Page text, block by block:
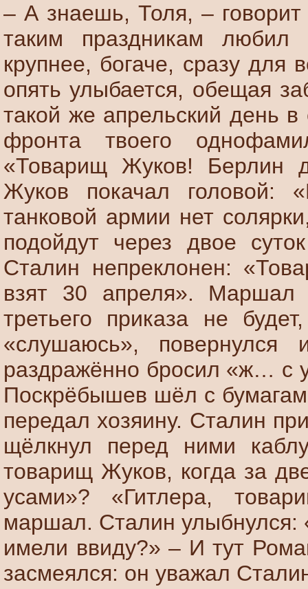
– А знаешь, Толя, –
таким праздникам
крупнее, богаче, сразу
опять улыбается, обещая
такой же апрельский день
фронта твоего
«Товарищ Жуков! Берлин
Жуков покачал головой:
танковой армии нет
подойдут через двое
Сталин непреклонен:
взят 30 апреля».
третьего приказа не
«слушаюсь»,
раздражённо бросил «ж… с
Поскрёбышев шёл с
передал хозяину. Сталин
щёлкнул перед ними
товарищ Жуков, когда за
усами»? «Гитлера,
маршал. Сталин улыбнулся:
имели ввиду?» – И тут
засмеялся: он уважал